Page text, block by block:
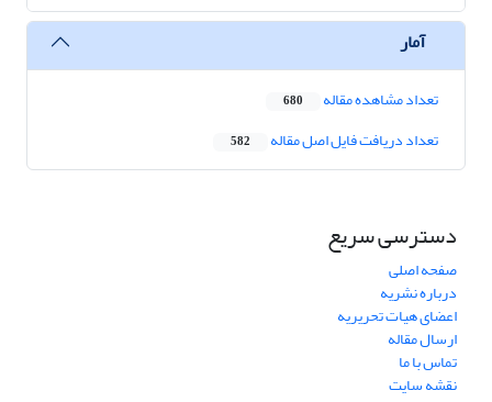
آمار
تعداد مشاهده مقاله 680
تعداد دریافت فایل اصل مقاله 582
دسترسی سریع
صفحه اصلی
درباره نشریه
اعضای هیات تحریریه
ارسال مقاله
تماس با ما
نقشه سایت